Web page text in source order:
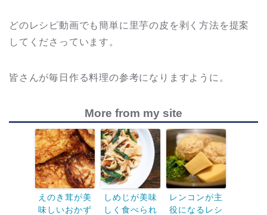
どのレシピ動画でも簡単に里芋の皮を剥く方法を提案
してくださっています。
皆さんが毎日作る料理の参考になりますように。
More from my site
えのき茸が美
味しいおかず
しめじが美味
しく食べられ
レンコンが主
役になるレシ